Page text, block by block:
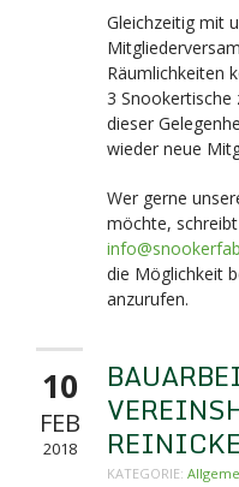
Gleichzeitig mit
Räumlichkeiten
3 Snookertische
dieser
wieder neue
Wer gerne
möchte,
die Möglichkeit
anzurufen.
10
FEB
2018
KATEGORIE: